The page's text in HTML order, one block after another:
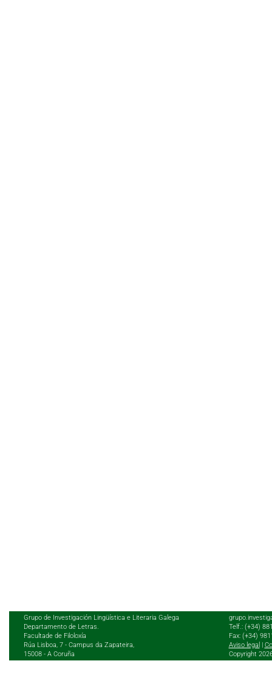
Grupo de Investigación Lingüística e Literaria Galega
Departamento de Letras.
Facultade de Filoloxía
Rúa Lisboa, 7 - Campus da Zapateira,
15008 - A Coruña
Telf.: (+34)
Fax: (+34)
Aviso legal
Copyright